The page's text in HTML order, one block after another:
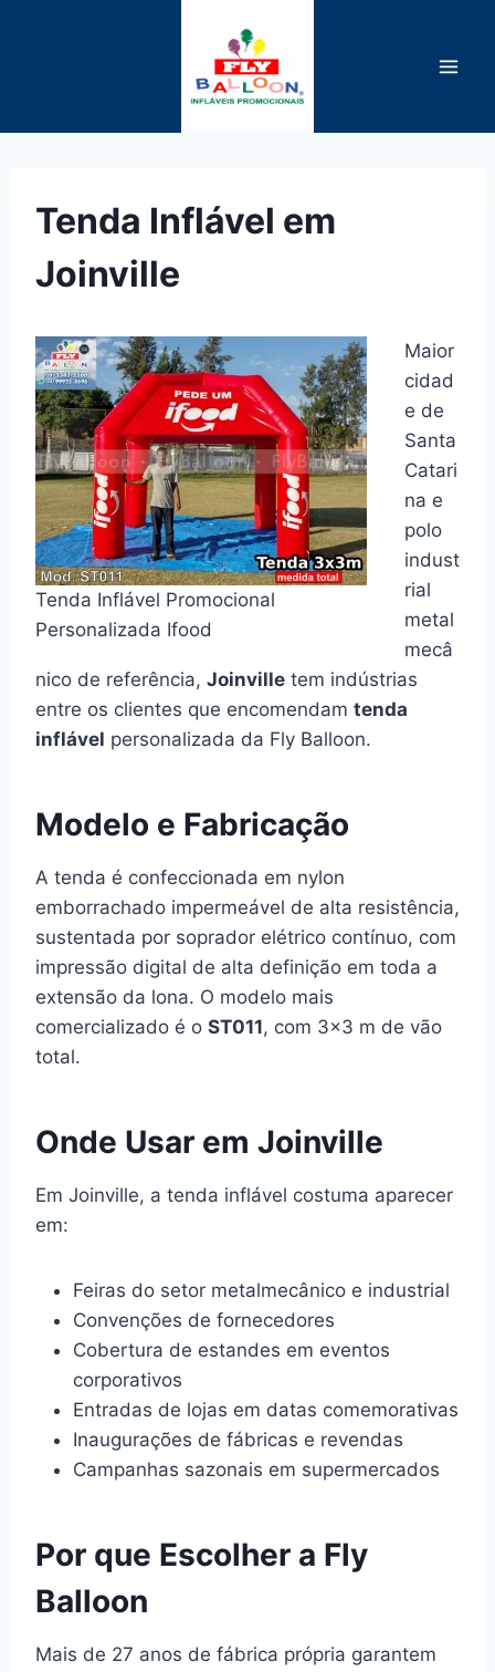
Tenda Inflável em
Joinville
Tenda Inflável Promocional
Personalizada Ifood
Maior
cidad
e de
Santa
Catari
na e
polo
indust
rial
metal
mecâ
nico de referência, Joinville tem indústrias
entre os clientes que encomendam tenda
inflável personalizada da Fly Balloon.
Modelo e Fabricação
A tenda é confeccionada em nylon
emborrachado impermeável de alta resistência,
sustentada por soprador elétrico contínuo, com
impressão digital de alta definição em toda a
extensão da lona. O modelo mais
comercializado é o ST011, com 3×3 m de vão
total.
Onde Usar em Joinville
Em Joinville, a tenda inflável costuma aparecer
em:
Feiras do setor metalmecânico e industrial
Convenções de fornecedores
Cobertura de estandes em eventos
corporativos
Entradas de lojas em datas comemorativas
Inaugurações de fábricas e revendas
Campanhas sazonais em supermercados
Por que Escolher a Fly
Balloon
Mais de 27 anos de fábrica própria garantem